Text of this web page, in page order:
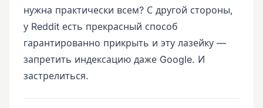
нужна практически всем? С другой стороны,
у Reddit есть прекрасный способ
гарантированно прикрыть и эту лазейку —
запретить индексацию даже Google. И
застрелиться.